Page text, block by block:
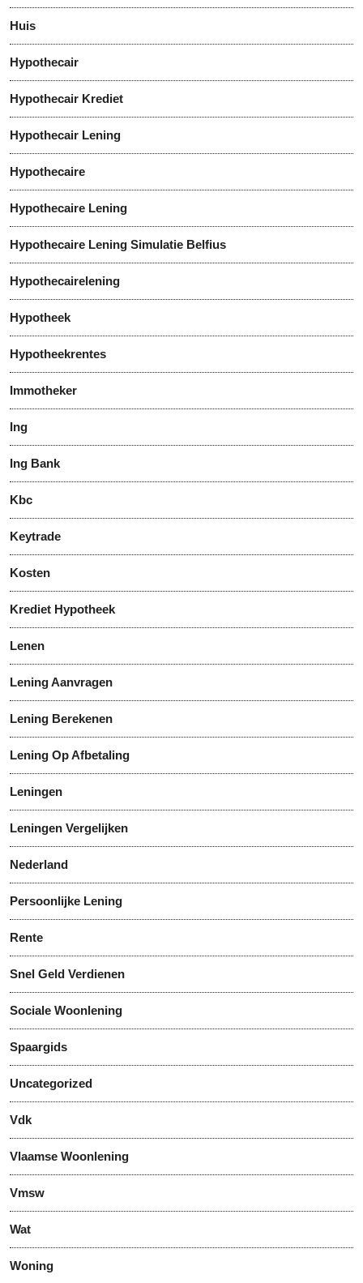
Huis
Hypothecair
Hypothecair Krediet
Hypothecair Lening
Hypothecaire
Hypothecaire Lening
Hypothecaire Lening Simulatie Belfius
Hypothecairelening
Hypotheek
Hypotheekrentes
Immotheker
Ing
Ing Bank
Kbc
Keytrade
Kosten
Krediet Hypotheek
Lenen
Lening Aanvragen
Lening Berekenen
Lening Op Afbetaling
Leningen
Leningen Vergelijken
Nederland
Persoonlijke Lening
Rente
Snel Geld Verdienen
Sociale Woonlening
Spaargids
Uncategorized
Vdk
Vlaamse Woonlening
Vmsw
Wat
Woning